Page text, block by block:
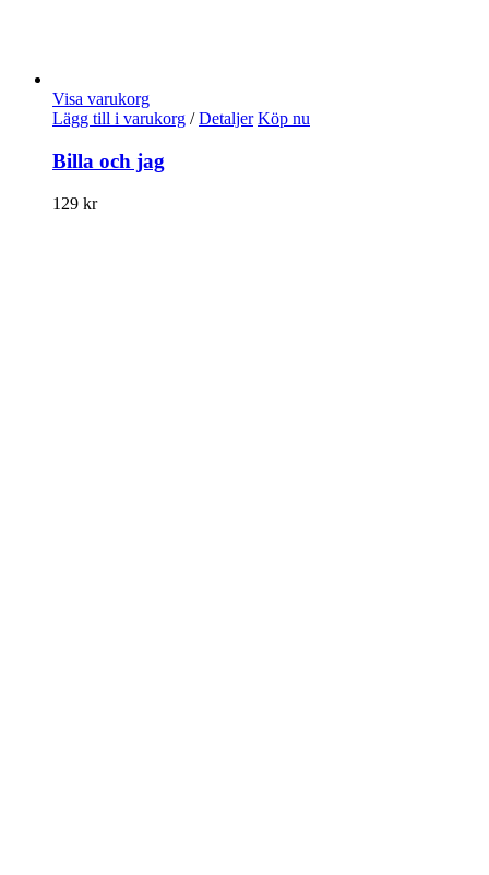
Visa varukorg
Lägg till i varukorg / Detaljer Köp nu
Billa och jag
129 kr